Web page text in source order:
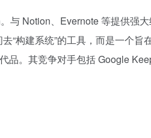
与 Notion、Evernote 等提供强
构建系统”的工具，而是一个旨
品。其竞争对手包括 Google